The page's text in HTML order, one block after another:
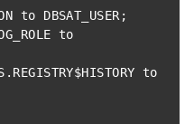
to DBSAT_USER ;
to
. REGISTRY$HISTORY to